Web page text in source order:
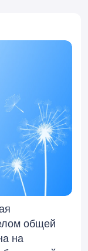
общей
на